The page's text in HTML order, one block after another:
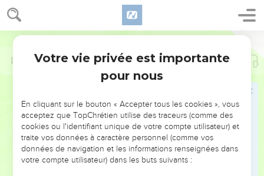
NE MANQUEZ PAS L’ÉVÉNEMENT
DE L’ANNÉE !
ET SI LEURS ERREURS POUVAIENT VOUS ÉVITER LES
VOTRES ?
Psaumes 56
Votre vie privée est importante
pour nous
En cliquant sur le bouton « Accepter tous les cookies », vous
acceptez que TopChrétien utilise des traceurs (comme des
cookies ou l'identifiant unique de votre compte utilisateur) et
traite vos données à caractère personnel (comme vos
données de navigation et les informations renseignées dans
votre compte utilisateur) dans les buts suivants :